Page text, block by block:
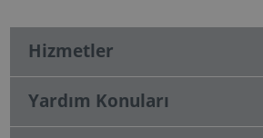
Hizmetler
Yardım Konuları